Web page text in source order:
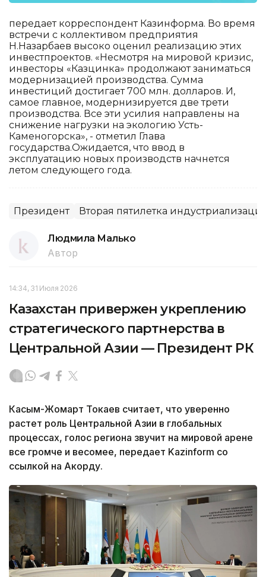
передает корреспондент Казинформа. Во время
встречи с коллективом предприятия
Н.Назарбаев высоко оценил реализацию этих
инвестпроектов. «Несмотря на мировой кризис,
инвесторы «Казцинка» продолжают заниматься
модернизацией производства. Сумма
инвестиций достигает 700 млн. долларов. И,
самое главное, модернизируется две трети
производства. Все эти усилия направлены на
снижение нагрузки на экологию Усть-
Каменогорска», - отметил Глава
государства.Ожидается, что ввод в
эксплуатацию новых производств начнется
летом следующего года.
Президент Вторая пятилетка
Людмила Малько
Автор
14:34, 31 Июля 2026
Казахстан привержен укреплению
стратегического партнерства в
Центральной Азии — Президент РК
Касым-Жомарт Токаев считает, что уверенно
растет роль Центральной Азии в глобальных
процессах, голос региона звучит на мировой арене
все громче и весомее, передает Kazinform со
ссылкой на Акорду.